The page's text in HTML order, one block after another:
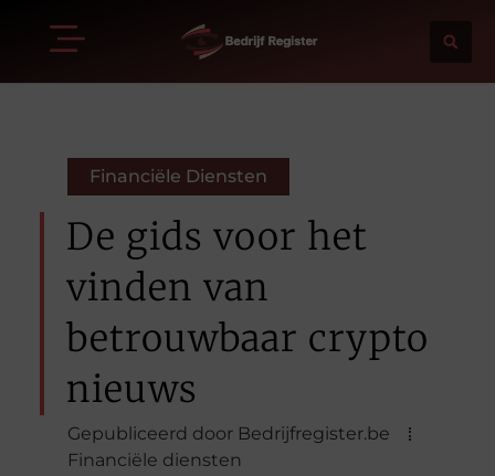
Financiële Diensten
De gids voor het
vinden van
betrouwbaar crypto
nieuws
Gepubliceerd door Bedrijfregister.be
Financiële diensten